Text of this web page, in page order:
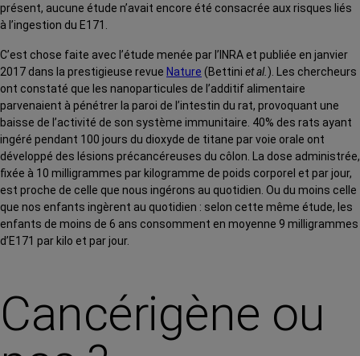
présent, aucune étude n’avait encore été consacrée aux risques liés
à l’ingestion du E171.
C’est chose faite avec l’étude menée par l’INRA et publiée en janvier
2017 dans la prestigieuse revue Nature (Bettini et al. ). Les chercheurs
ont constaté que les nanoparticules de l’additif alimentaire
parvenaient à pénétrer la paroi de l’intestin du rat, provoquant une
baisse de l’activité de son système immunitaire. 40% des rats ayant
ingéré pendant 100 jours du dioxyde de titane par voie orale ont
développé des lésions précancéreuses du côlon. La dose administrée,
fixée à 10 milligrammes par kilogramme de poids corporel et par jour,
est proche de celle que nous ingérons au quotidien. Ou du moins celle
que nos enfants ingèrent au quotidien : selon cette même étude, les
enfants de moins de 6 ans consomment en moyenne 9 milligrammes
d’E171 par kilo et par jour.
Cancérigène ou